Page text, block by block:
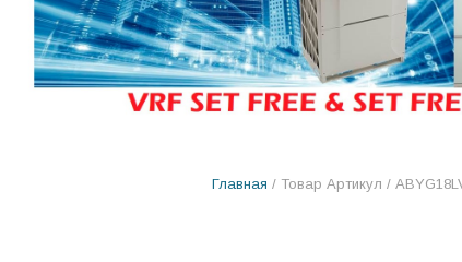
Главная / Товар Артикул /